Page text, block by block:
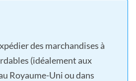
des marchandises à
(idéalement aux
Royaume-Uni ou dans